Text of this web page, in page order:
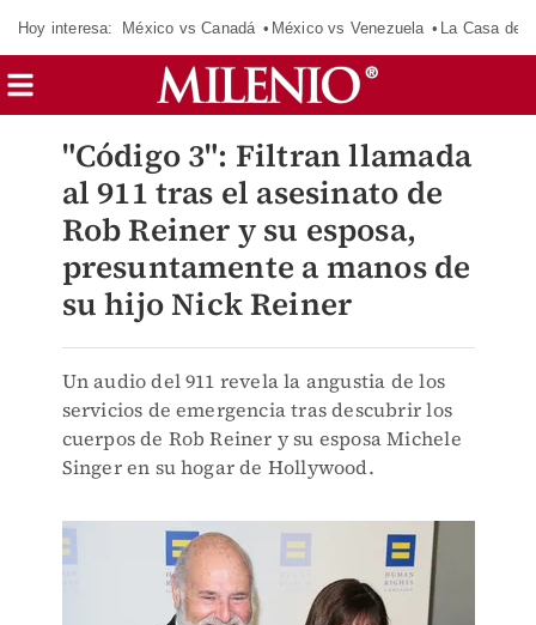
Hoy interesa: México vs Canadá México vs Venezuela La Casa de
"Código 3": Filtran llamada
al 911 tras el asesinato de
Rob Reiner y su esposa,
presuntamente a manos de
su hijo Nick Reiner
Un audio del 911 revela la angustia de los
servicios de emergencia tras descubrir los
cuerpos de Rob Reiner y su esposa Michele
Singer en su hogar de Hollywood.